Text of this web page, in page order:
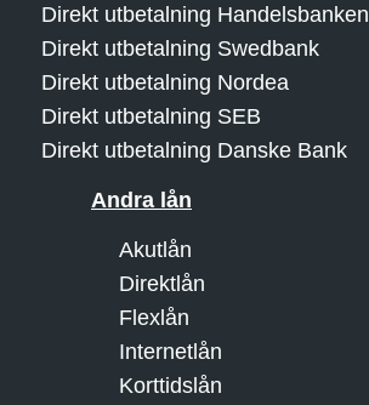
Direkt utbetalning Handelsbanken
Direkt utbetalning Swedbank
Direkt utbetalning Nordea
Direkt utbetalning SEB
Direkt utbetalning Danske Bank
Andra lån
Akutlån
Direktlån
Flexlån
Internetlån
Korttidslån